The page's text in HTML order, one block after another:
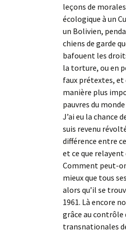
leçons de
écologique à un
un Bolivien,
chiens de garde
bafouent les
la torture, ou en
faux prétextes,
manière plus
pauvres du
J’ai eu la chance
suis revenu
différence entre
et ce que relayent
Comment peut-
mieux que tous
alors qu’il se
1961. Là encore
grâce au contrôle
transnationales